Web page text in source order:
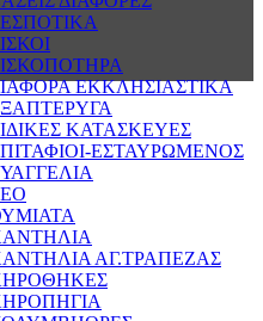
ΕΚΚΛΗΣΙΑΣΤΙΚΑ
ΚΑΤΑΣΚΕΥΕΣ
ΕΣΤΑΥΡΩΜΕΝΟΣ
ΑΓ.ΤΡΑΠΕΖΑΣ